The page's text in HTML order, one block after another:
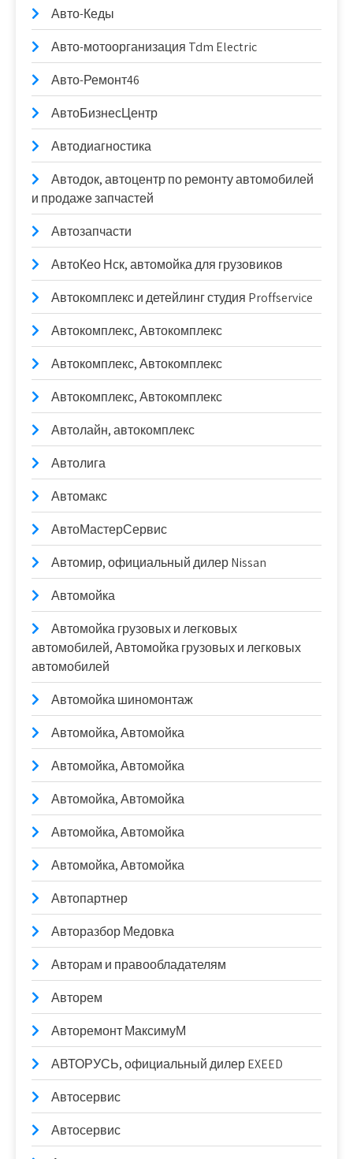
Авто-Кеды
Авто-мотоорганизация Tdm Electric
Авто-Ремонт46
АвтоБизнесЦентр
Автодиагностика
Автодок, автоцентр по ремонту автомобилей
и продаже запчастей
Автозапчасти
АвтоКео Нск, автомойка для грузовиков
Автокомплекс и детейлинг студия Proffservice
Автокомплекс, Автокомплекс
Автокомплекс, Автокомплекс
Автокомплекс, Автокомплекс
Автолайн, автокомплекс
Автолига
Автомакс
АвтоМастерСервис
Автомир, официальный дилер Nissan
Автомойка
Автомойка грузовых и легковых
автомобилей, Автомойка грузовых и легковых
автомобилей
Автомойка шиномонтаж
Автомойка, Автомойка
Автомойка, Автомойка
Автомойка, Автомойка
Автомойка, Автомойка
Автомойка, Автомойка
Автопартнер
Авторазбор Медовка
Авторам и правообладателям
Авторем
Авторемонт МаксимуМ
АВТОРУСЬ, официальный дилер EXEED
Автосервис
Автосервис